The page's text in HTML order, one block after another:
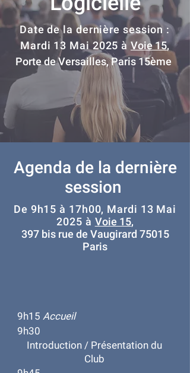
Date de la dernière session :
Mardi 13 Mai 2025 à Voie 15,
Porte de Versailles, Paris 15ème
Agenda de la dernière
session
De 9h15 à 17h00, Mardi 13 Mai
2025 à Voie 15,
397 bis rue de Vaugirard 75015
Paris
9h15 Accueil
9h30
​Introduction / Présentation du
Club​​